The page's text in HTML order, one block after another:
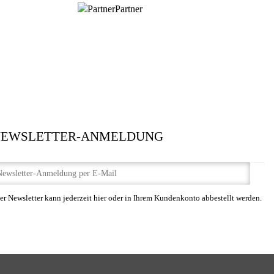
Partner
ANMELDUNG
Newsletter kann jederzeit hier oder in Ihrem Kundenkonto abbestellt werden.